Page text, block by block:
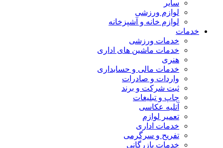
سایر
لوازم ورزشی
لوازم خانه و آشپزخانه
خدمات
خدمات ورزشی
خدمات ماشین های اداری
هنری
خدمات مالی و حسابداری
واردات و صادرات
ثبت شرکت و برند
چاپ و تبلیغات
آتلیه عکاسی
تعمیر لوازم
خدمات اداری
تفریح و سرگرمی
خدمات بازرگانی